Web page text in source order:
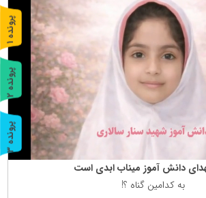
دانش آموز میناب ابدی است
به كدامین گناه ؟!
پ
ر
و
ن
د
ه
1
پ
ر
و
ن
د
ه
2
پ
ر
و
ن
د
ه
3